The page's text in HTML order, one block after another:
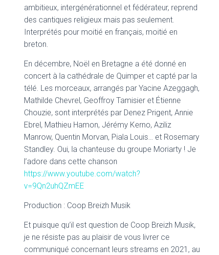
ambitieux, intergénérationnel et fédérateur, reprend
des cantiques religieux mais pas seulement.
Interprétés pour moitié en français, moitié en
breton.
En décembre, Noël en Bretagne a été donné en
concert à la cathédrale de Quimper et capté par la
télé. Les morceaux, arrangés par Yacine Azeggagh,
Mathilde Chevrel, Geoffroy Tamisier et Étienne
Chouzie, sont interprétés par Denez Prigent, Annie
Ebrel, Mathieu Hamon, Jérémy Kerno, Aziliz
Manrow, Quentin Morvan, Piala Louis… et Rosemary
Standley. Oui, la chanteuse du groupe Moriarty ! Je
l’adore dans cette chanson
https://www.youtube.com/watch?
v=9Qn2uhQZmEE
Production : Coop Breizh Musik
Et puisque qu’il est question de Coop Breizh Musik,
je ne résiste pas au plaisir de vous livrer ce
communiqué concernant leurs streams en 2021, au